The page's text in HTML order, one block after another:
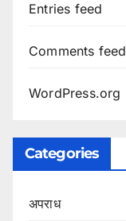
Entries feed
Comments feed
WordPress.org
Categories
अपराध